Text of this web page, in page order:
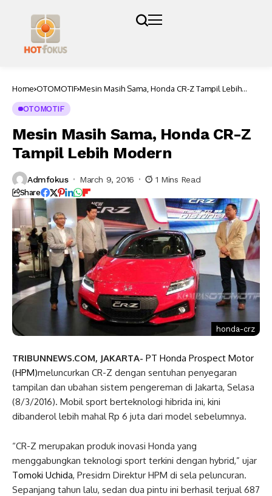
Home OTOMOTIF Mesin Masih Sama, Honda CR-Z Tampil Lebih
OTOMOTIF
Mesin Masih Sama, Honda CR-Z
Tampil Lebih Modern
Admfokus March 9, 2016 1 Mins Read
Share
honda-crz
TRIBUNNEWS.COM, JAKARTA- PT Honda Prospect Motor
(HPM)meluncurkan CR-Z dengan sentuhan penyegaran
tampilan dan ubahan sistem pengereman di Jakarta, Selasa
(8/3/2016). Mobil sport berteknologi hibrida ini, kini
dibanderol lebih mahal Rp 6 juta dari model sebelumnya.
“CR-Z merupakan produk inovasi Honda yang
menggabungkan teknologi sport terkini dengan hybrid,” ujar
Tomoki Uchida, Presidrn Direktur HPM di sela peluncuran.
Sepanjang tahun lalu, sedan dua pintu ini berhasil terjual 687